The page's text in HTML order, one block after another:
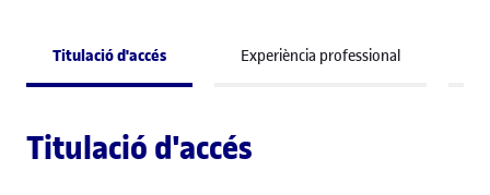
Titulació d'accés Experiència professional
Titulació d'accés